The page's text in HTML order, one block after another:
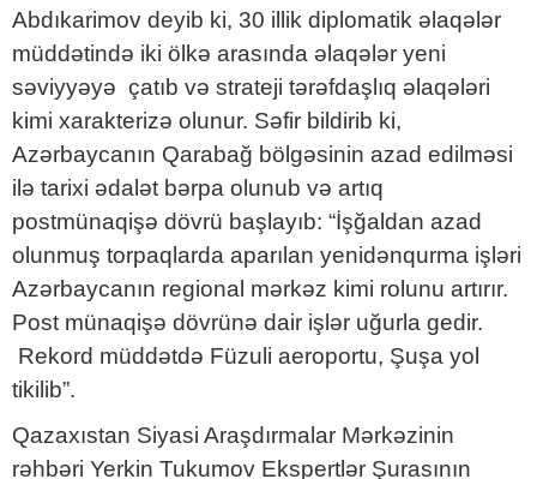
Abdıkarimov deyib ki, 30 illik diplomatik əlaqələr
müddətində iki ölkə arasında əlaqələr yeni
səviyyəyə çatıb və strateji tərəfdaşlıq əlaqələri
kimi xarakterizə olunur. Səfir bildirib ki,
Azərbaycanın Qarabağ bölgəsinin azad edilməsi
ilə tarixi ədalət bərpa olunub və artıq
postmünaqişə dövrü başlayıb: “İşğaldan azad
olunmuş torpaqlarda aparılan yenidənqurma işləri
Azərbaycanın regional mərkəz kimi rolunu artırır.
Post münaqişə dövrünə dair işlər uğurla gedir.
Rekord müddətdə Füzuli aeroportu, Şuşa yol
tikilib”.
Qazaxıstan Siyasi Araşdırmalar Mərkəzinin
rəhbəri Yerkin Tukumov Ekspertlər Şurasının